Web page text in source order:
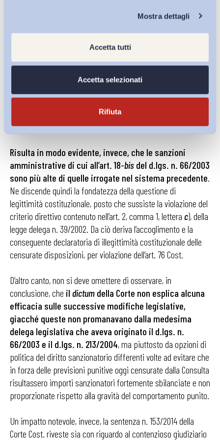
Mostra dettagli
Accetta tutti
Accetta selezionati
Rifiuta
sfruttamento del lavoratore che ne consegue, ponendo limiti
all’orario di lavoro giornaliero e settimanale ed imponendo
periodi di necessario riposo. Ai fini, quindi, del rispetto dei
criteri fissati nella legge delega, deve affermarsi che le
sanzioni previste dal r.d.l. n. 692/1923 e dalla legge n.
370/1934 corrispondono a violazioni da ritenere omogenee
la normativa sanzionatoria in esame era tenuta al rispetto
della delega nel senso della necessaria identità rispetto alle
sanzioni precedenti.
Risulta in modo evidente, invece, che le sanzioni
amministrative di cui all’art. 18-bis del d.lgs. n. 66/2003
sono più alte di quelle irrogate nel sistema precedente.
Ne discende quindi la fondatezza della questione di
legittimità costituzionale, posto che sussiste la violazione del
criterio direttivo contenuto nell’art. 2, comma 1, lettera c), della
legge delega n. 39/2002. Da ciò deriva l’accoglimento e la
conseguente declaratoria di illegittimità costituzionale delle
censurate disposizioni, per violazione dell’art. 76 Cost.
D’altro canto, non si deve omettere di osservare, in
conclusione, che il dictum della Corte non esplica alcuna
efficacia sulle successive modifiche legislative,
giacché queste non promanavano dalla medesima
delega legislativa che aveva originato il d.lgs. n.
66/2003 e il d.lgs. n. 213/2004, ma piuttosto da opzioni di
politica del diritto sanzionatorio differenti volte ad evitare che
in forza delle previsioni punitive oggi censurate dalla Consulta
risultassero importi sanzionatori fortemente sbilanciate e non
proporzionate rispetto alla gravità del comportamento punito.
Un impatto notevole, invece, la sentenza n. 153/2014 della
Corte Cost. riveste sia con riguardo al contenzioso giudiziario